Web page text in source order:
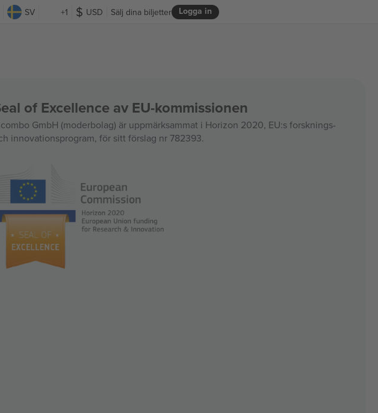
SV +1 USD Logga in
Sälj dina biljetter
of Excellence av EU-kommissionen
GmbH (moderbolag) är uppmärksammat i Horizon 2020, EU:s forsknings-
innovationsprogram, för sitt förslag nr 782393.